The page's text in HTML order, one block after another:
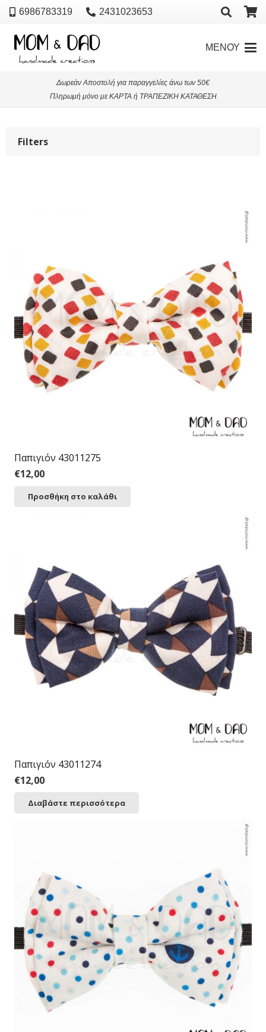
6986783319 2431023653
ΜΕΝΟΥ
Δωρεάν Αποστολή για παραγγελίες άνω των 50€
Πληρωμή μόνο με ΚΑΡΤΑ ή ΤΡΑΠΕΖΙΚΗ ΚΑΤΑΘΕΣΗ
Filters
Παπιγιόν 43011275
€12,00
Προσθήκη στο καλάθι
Παπιγιόν 43011274
€12,00
Διαβάστε περισσότερα